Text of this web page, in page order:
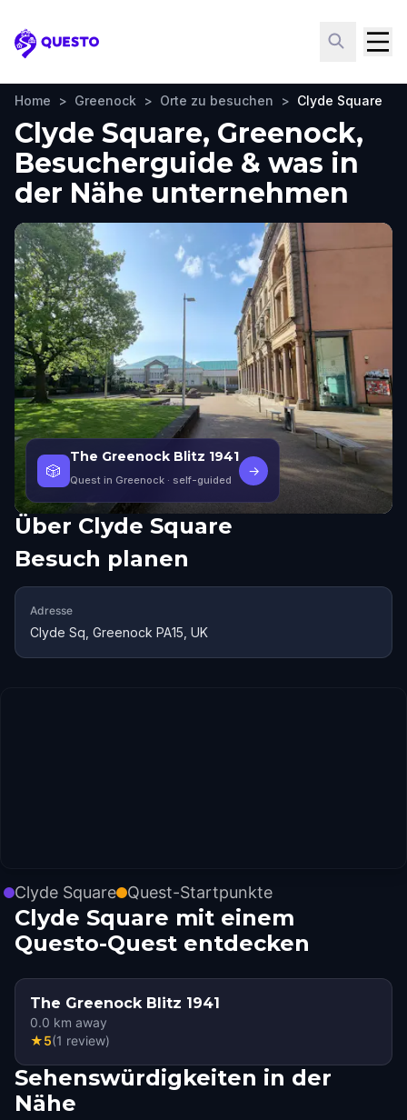
Questo
Home > Greenock > Orte zu besuchen > Clyde Square
Clyde Square, Greenock,
Besucherguide & was in
der Nähe unternehmen
🎲
The Greenock Blitz 1941
Quest in Greenock · self-guided
→
Über Clyde Square
Besuch planen
Adresse
Clyde Sq, Greenock PA15, UK
Clyde Square Quest-Startpunkte
Clyde Square mit einem
Questo-Quest entdecken
The Greenock Blitz 1941
0.0 km away
★5(1 review)
Sehenswürdigkeiten in der
Nähe